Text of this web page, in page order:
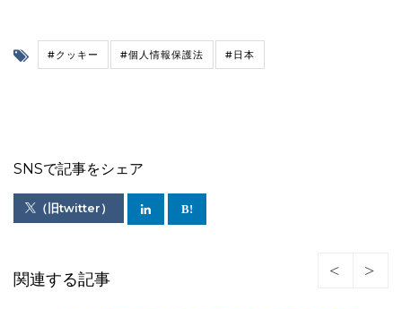
#クッキー #個人情報保護法 #日本
SNSで記事をシェア
（旧twitter）
関連する記事